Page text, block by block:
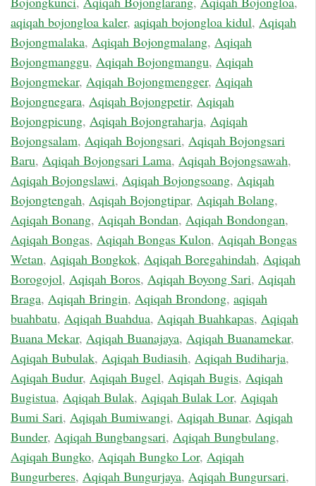
aqiqah bojongloa kaler, aqiqah bojongloa kidul, Aqiqah
Bojongmalaka, Aqiqah Bojongmalang, Aqiqah
Bojongmanggu, Aqiqah Bojongmangu, Aqiqah
Bojongmekar, Aqiqah Bojongmengger, Aqiqah
Bojongnegara, Aqiqah Bojongpetir, Aqiqah
Bojongpicung, Aqiqah Bojongraharja, Aqiqah
Bojongsalam, Aqiqah Bojongsari, Aqiqah Bojongsari
Baru, Aqiqah Bojongsari Lama, Aqiqah Bojongsawah,
Aqiqah Bojongslawi, Aqiqah Bojongsoang, Aqiqah
Bojongtengah, Aqiqah Bojongtipar, Aqiqah Bolang,
Aqiqah Bonang, Aqiqah Bondan, Aqiqah Bondongan,
Aqiqah Bongas, Aqiqah Bongas Kulon, Aqiqah Bongas
Wetan, Aqiqah Bongkok, Aqiqah Boregahindah, Aqiqah
Borogojol, Aqiqah Boros, Aqiqah Boyong Sari, Aqiqah
Braga, Aqiqah Bringin, Aqiqah Brondong, aqiqah
buahbatu, Aqiqah Buahdua, Aqiqah Buahkapas, Aqiqah
Buana Mekar, Aqiqah Buanajaya, Aqiqah Buanamekar,
Aqiqah Bubulak, Aqiqah Budiasih, Aqiqah Budiharja,
Aqiqah Budur, Aqiqah Bugel, Aqiqah Bugis, Aqiqah
Bugistua, Aqiqah Bulak, Aqiqah Bulak Lor, Aqiqah
Bumi Sari, Aqiqah Bumiwangi, Aqiqah Bunar, Aqiqah
Bunder, Aqiqah Bungbangsari, Aqiqah Bungbulang,
Aqiqah Bungko, Aqiqah Bungko Lor, Aqiqah
Bungurberes, Aqiqah Bungurjaya, Aqiqah Bungursari,